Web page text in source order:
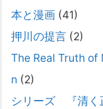
い場合、家 [...]
#041 将来を案
で困っている方へ
2025年8月11日
本と漫画 (41)
押川の提言 (2)
The Real Truth
n (2)
シリーズ 『清く